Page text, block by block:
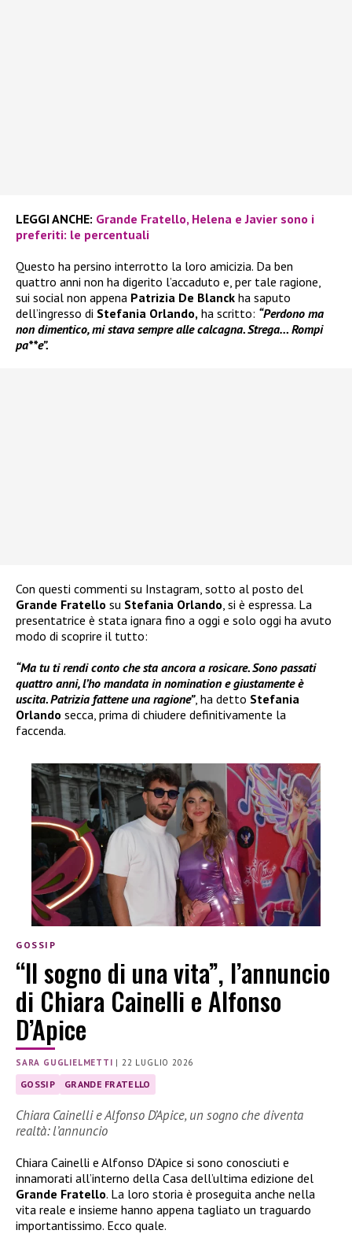
LEGGI ANCHE: Grande Fratello, Helena e Javier sono i
preferiti: le percentuali
Questo ha persino interrotto la loro amicizia. Da ben
quattro anni non ha digerito l’accaduto e, per tale ragione,
sui social non appena Patrizia De Blanck ha saputo
dell’ingresso di Stefania Orlando, ha scritto: “Perdono ma
non dimentico, mi stava sempre alle calcagna. Strega… Rompi
pa**e”.
Con questi commenti su Instagram, sotto al posto del
Grande Fratello su Stefania Orlando, si è espressa. La
presentatrice è stata ignara fino a oggi e solo oggi ha avuto
modo di scoprire il tutto:
“Ma tu ti rendi conto che sta ancora a rosicare. Sono passati
quattro anni, l’ho mandata in nomination e giustamente è
uscita. Patrizia fattene una ragione”, ha detto Stefania
Orlando secca, prima di chiudere definitivamente la
faccenda.
GOSSIP
“Il sogno di una vita”, l’annuncio
di Chiara Cainelli e Alfonso
D’Apice
SARA GUGLIELMETTI | 22 LUGLIO 2026
GOSSIP GRANDE FRATELLO
Chiara Cainelli e Alfonso D’Apice, un sogno che diventa
realtà: l’annuncio
Chiara Cainelli e Alfonso D’Apice si sono conosciuti e
innamorati all’interno della Casa dell’ultima edizione del
Grande Fratello. La loro storia è proseguita anche nella
vita reale e insieme hanno appena tagliato un traguardo
importantissimo. Ecco quale.